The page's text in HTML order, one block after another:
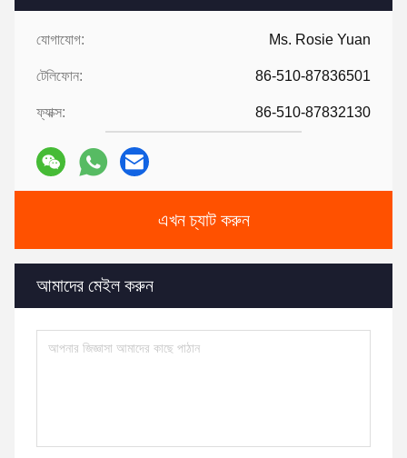
যোগাযোগ: Ms. Rosie Yuan
টেলিফোন: 86-510-87836501
ফ্যাক্স: 86-510-87832130
এখন চ্যাট করুন
আমাদের মেইল ​​করুন